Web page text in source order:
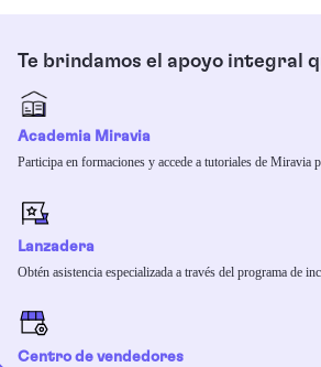
Te brindamos el apoyo integral
Academia Miravia
Participa en formaciones y accede a tutoriales de Miravia
Lanzadera
Obtén asistencia especializada a través del programa de
Centro de vendedores